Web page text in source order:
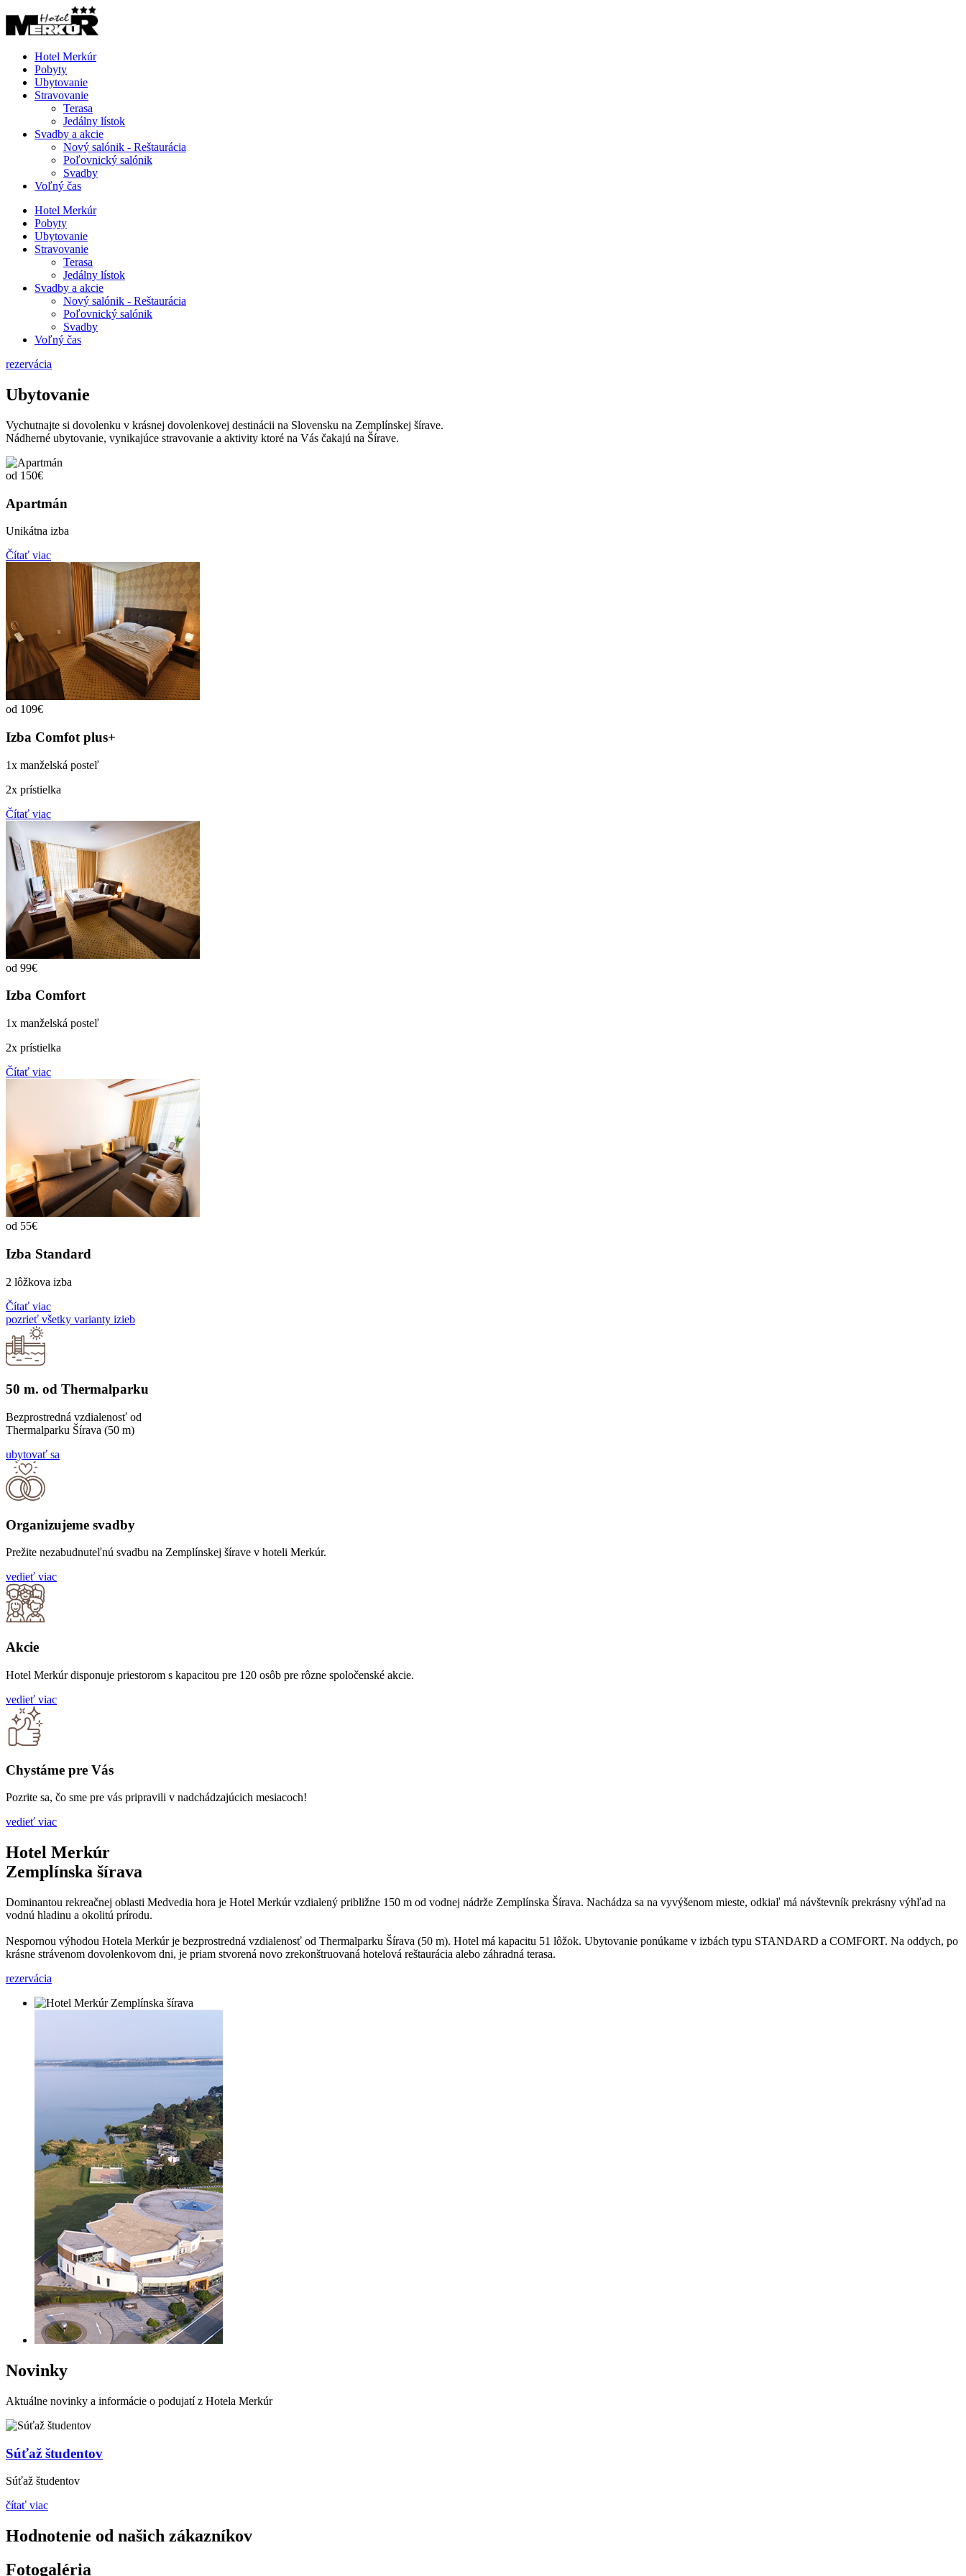
Hotel Merkúr
Pobyty
Ubytovanie
Stravovanie
Terasa
Jedálny lístok
Svadby a akcie
Nový salónik - Reštaurácia
Poľovnický salónik
Svadby
Voľný čas
Hotel Merkúr
Pobyty
Ubytovanie
Stravovanie
Terasa
Jedálny lístok
Svadby a akcie
Nový salónik - Reštaurácia
Poľovnický salónik
Svadby
Voľný čas
rezervácia
Ubytovanie
Vychutnajte si dovolenku v krásnej dovolenkovej destinácii na Slovensku na Zemplínskej šírave.
Nádherné ubytovanie, vynikajúce stravovanie a aktivity ktoré na Vás čakajú na Šírave.
od 150€
Apartmán
Unikátna izba
Čítať viac
od 109€
Izba Comfot plus+
1x manželská posteľ
2x prístielka
Čítať viac
od 99€
Izba Comfort
1x manželská posteľ
2x prístielka
Čítať viac
od 55€
Izba Standard
2 lôžkova izba
Čítať viac
pozrieť všetky varianty izieb
50 m. od Thermalparku
Bezprostredná vzdialenosť od
Thermalparku Šírava (50 m)
ubytovať sa
Organizujeme svadby
Prežite nezabudnuteľnú svadbu na Zemplínskej šírave v hoteli Merkúr.
vedieť viac
Akcie
Hotel Merkúr disponuje priestorom s kapacitou pre 120 osôb pre rôzne spoločenské akcie.
vedieť viac
Chystáme pre Vás
Pozrite sa, čo sme pre vás pripravili v nadchádzajúcich mesiacoch!
vedieť viac
Hotel Merkúr
Zemplínska šírava
Dominantou rekreačnej oblasti Medvedia hora je Hotel Merkúr vzdialený približne 150 m od vodnej nádrže Zemplínska Šírava. Nachádza sa na vyvýšenom mieste, odkiaľ má návštevník prekrásny výhľad na
vodnú hladinu a okolitú prírodu.
Nespornou výhodou Hotela Merkúr je bezprostredná vzdialenosť od Thermalparku Šírava (50 m). Hotel má kapacitu 51 lôžok. Ubytovanie ponúkame v izbách typu STANDARD a COMFORT. Na oddych, po
krásne strávenom dovolenkovom dni, je priam stvorená novo zrekonštruovaná hotelová reštaurácia alebo záhradná terasa.
rezervácia
Novinky
Aktuálne novinky a informácie o podujatí z Hotela Merkúr
Súťaž študentov
Súťaž študentov
čítať viac
Hodnotenie od našich zákazníkov
Fotogaléria